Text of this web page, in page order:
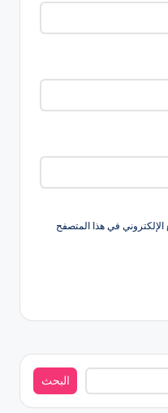
في هذا المتصفح
البحث